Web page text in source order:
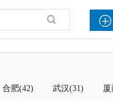

合肥(42) 武汉(31) 厦